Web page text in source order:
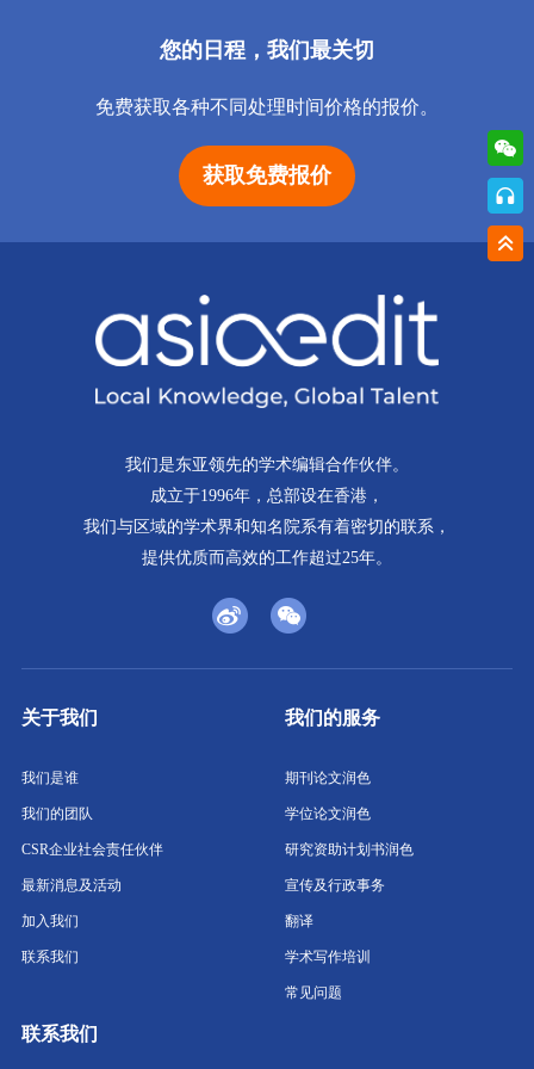
您的日程，我们最关切
免费获取各种不同处理时间价格的报价。
获取免费报价
我们是东亚领先的学术编辑合作伙伴。
成立于1996年，总部设在香港，
我们与区域的学术界和知名院系有着密切的联系，
提供优质而高效的工作超过25年。
关于我们
我们是谁
我们的团队
CSR企业社会责任伙伴
最新消息及活动
加入我们
联系我们
我们的服务
期刊论文润色
学位论文润色
研究资助计划书润色
宣传及行政事务
翻译
学术写作培训
常见问题
联系我们